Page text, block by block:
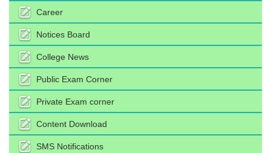
Career
Notices Board
College News
Public Exam Corner
Private Exam corner
Content Download
SMS Notifications